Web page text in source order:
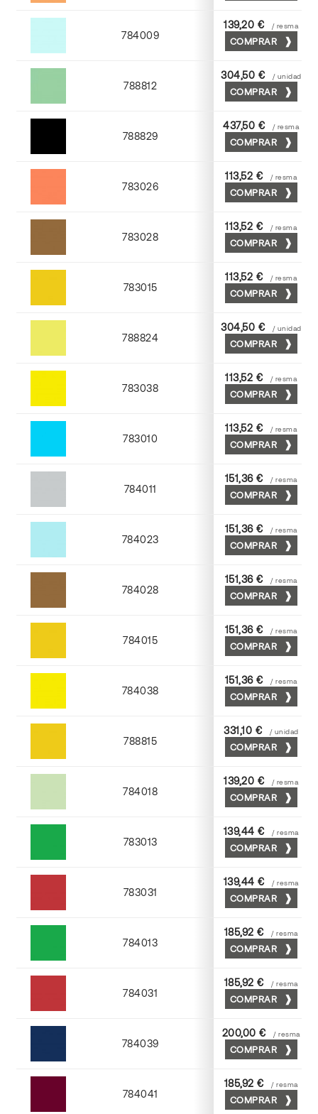
784009
Azul
139,20 € / resma
COMPRAR
788812
Nilo
304,50 € / unidad
COMPRAR
788829
Negro
437,50 € / resma
COMPRAR
783026
Palosanto
113,52 € / resma
COMPRAR
783028
Tabaco
113,52 € / resma
COMPRAR
783015
Golden
113,52 € / resma
COMPRAR
788824
Cromo
304,50 € / unidad
COMPRAR
783038
Yema
113,52 € / resma
COMPRAR
783010
Mediterraneo
113,52 € / resma
COMPRAR
784011
Cendra
151,36 € / resma
COMPRAR
784023
Atlantic
151,36 € / resma
COMPRAR
784028
Tabaco
151,36 € / resma
COMPRAR
784015
Golden
151,36 € / resma
COMPRAR
784038
Yema
151,36 € / resma
COMPRAR
788815
Golden
331,10 € / unidad
COMPRAR
784018
Verde
139,20 € / resma
COMPRAR
783013
Hierba
139,44 € / resma
COMPRAR
783031
Escarlata
139,44 € / resma
COMPRAR
784013
Hierba
185,92 € / resma
COMPRAR
784031
Escarlata
185,92 € / resma
COMPRAR
784039
Azul navy
200,00 € / resma
COMPRAR
784041
Burdeos
185,92 € / resma
COMPRAR